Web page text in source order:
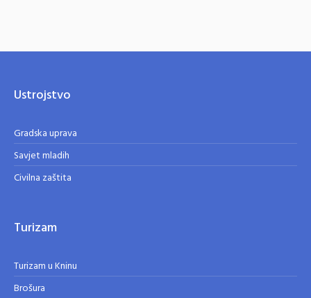
Ustrojstvo
Gradska uprava
Savjet mladih
Civilna zaštita
Turizam
Turizam u Kninu
Brošura